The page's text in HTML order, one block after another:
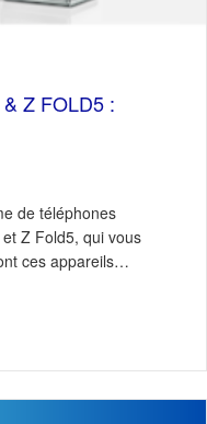
Z FOLD5 :
de téléphones
Z Fold5, qui vous
ces appareils…
& Z Fold5 : Dépliez